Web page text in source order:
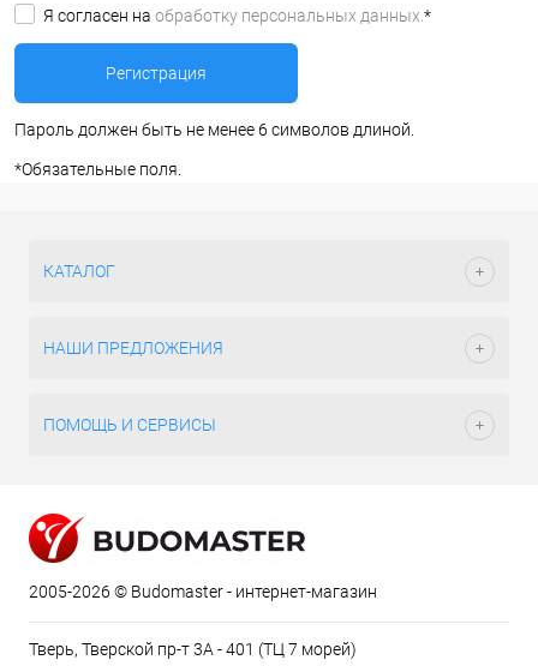
Я согласен на обработку персональных данных. *
Пароль должен быть не менее 6 символов длиной.
*Обязательные поля.
КАТАЛОГ
НАШИ ПРЕДЛОЖЕНИЯ
ПОМОЩЬ И СЕРВИСЫ
2005-2026 © Budomaster - интернет-магазин
Тверь, Тверской пр-т 3А - 401 (ТЦ 7 морей)